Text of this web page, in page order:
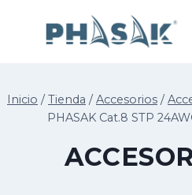
Inicio / Tienda / Accesorios /
PHASAK Cat.8 STP